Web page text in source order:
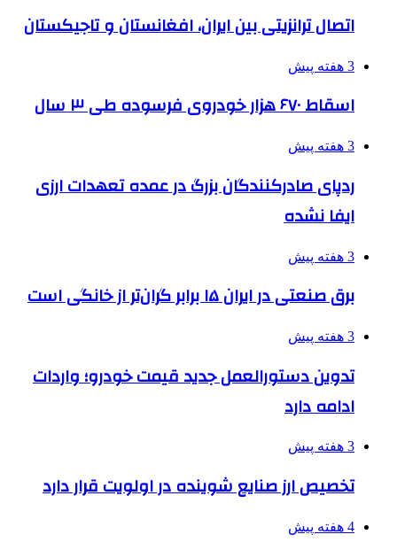
اتصال ترانزیتی بین ایران، افغانستان و تاجیکستان
3 هفته پیش
اسقاط ۶۷۰ هزار خودروی فرسوده طی ۳ سال
3 هفته پیش
ردپای صادرکنندگان بزرگ در عمده تعهدات ارزی
ایفا نشده
3 هفته پیش
برق صنعتی در ایران ۱۵ برابر گران‌تر از خانگی است
3 هفته پیش
تدوین دستورالعمل جدید قیمت خودرو؛ واردات
ادامه دارد
3 هفته پیش
تخصیص ارز صنایع شوینده در اولویت قرار دارد
4 هفته پیش